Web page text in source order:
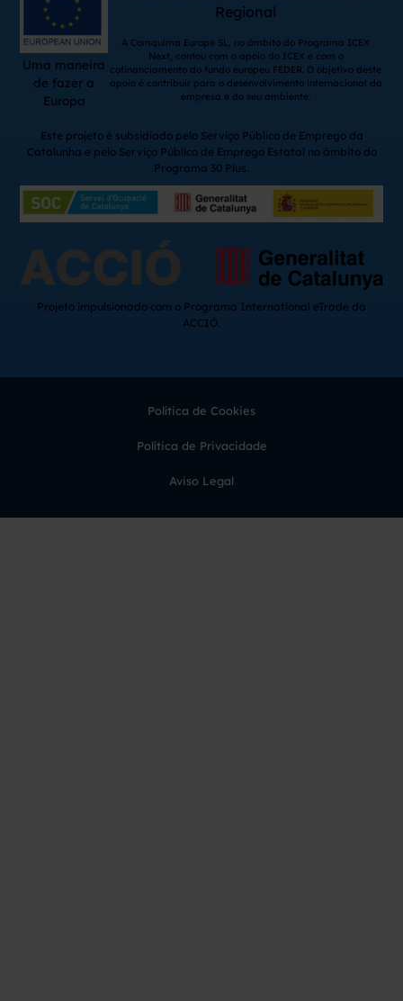
Uma maneira
de fazer a
Europa
Regional
A Comquima Europe SL, no âmbito do Programa ICEX
Next, contou com o apoio do ICEX e com o
cofinanciamento do fundo europeu FEDER. O objetivo deste
apoio é contribuir para o desenvolvimento internacional da
empresa e do seu ambiente.
Este projeto é subsidiado pelo Serviço Público de Emprego da
Catalunha e pelo Serviço Público de Emprego Estatal no âmbito do
Programa 30 Plus.
Projeto impulsionado com o Programa International eTrade da
ACCIÓ.
Política de Cookies
Política de Privacidade
Aviso Legal